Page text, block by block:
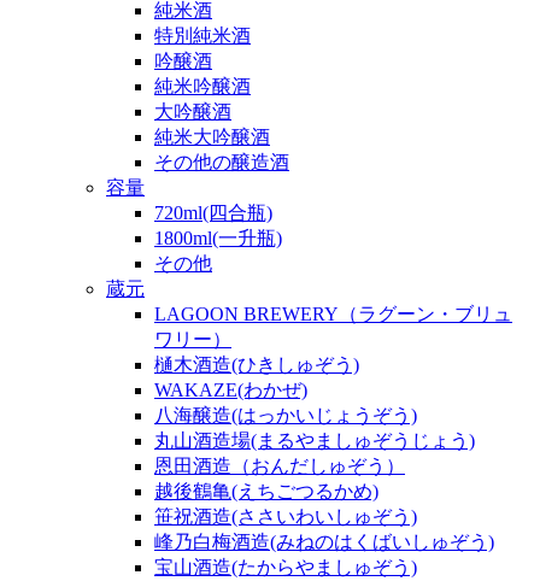
純米酒
特別純米酒
吟醸酒
純米吟醸酒
大吟醸酒
純米大吟醸酒
その他の醸造酒
容量
720ml(四合瓶)
1800ml(一升瓶)
その他
蔵元
LAGOON BREWERY（ラグーン・ブリュ
ワリー）
樋木酒造(ひきしゅぞう)
WAKAZE(わかぜ)
八海醸造(はっかいじょうぞう)
丸山酒造場(まるやましゅぞうじょう)
恩田酒造（おんだしゅぞう）
越後鶴亀(えちごつるかめ)
笹祝酒造(ささいわいしゅぞう)
峰乃白梅酒造(みねのはくばいしゅぞう)
宝山酒造(たからやましゅぞう)